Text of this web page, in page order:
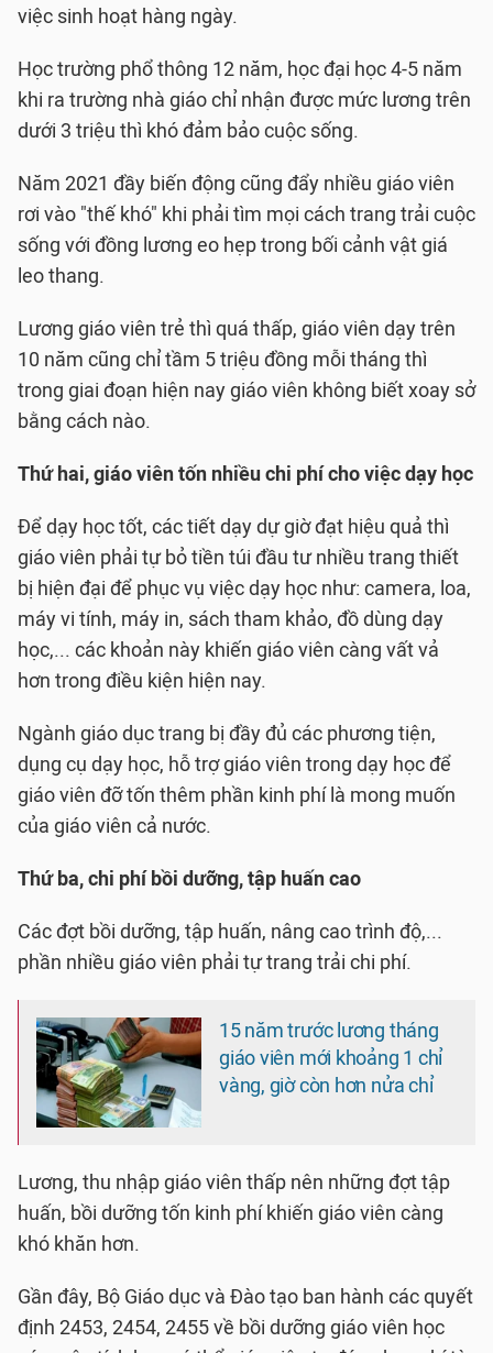
việc sinh hoạt hàng ngày.
Học trường phổ thông 12 năm, học đại học 4-5 năm
khi ra trường nhà giáo chỉ nhận được mức lương trên
dưới 3 triệu thì khó đảm bảo cuộc sống.
Năm 2021 đầy biến động cũng đẩy nhiều giáo viên
rơi vào "thế khó" khi phải tìm mọi cách trang trải cuộc
sống với đồng lương eo hẹp trong bối cảnh vật giá
leo thang.
Lương giáo viên trẻ thì quá thấp, giáo viên dạy trên
10 năm cũng chỉ tầm 5 triệu đồng mỗi tháng thì
trong giai đoạn hiện nay giáo viên không biết xoay sở
bằng cách nào.
Thứ hai, giáo viên tốn nhiều chi phí cho việc dạy học
Để dạy học tốt, các tiết dạy dự giờ đạt hiệu quả thì
giáo viên phải tự bỏ tiền túi đầu tư nhiều trang thiết
bị hiện đại để phục vụ việc dạy học như: camera, loa,
máy vi tính, máy in, sách tham khảo, đồ dùng dạy
học,... các khoản này khiến giáo viên càng vất vả
hơn trong điều kiện hiện nay.
Ngành giáo dục trang bị đầy đủ các phương tiện,
dụng cụ dạy học, hỗ trợ giáo viên trong dạy học để
giáo viên đỡ tốn thêm phần kinh phí là mong muốn
của giáo viên cả nước.
Thứ ba, chi phí bồi dưỡng, tập huấn cao
Các đợt bồi dưỡng, tập huấn, nâng cao trình độ,...
phần nhiều giáo viên phải tự trang trải chi phí.
15 năm trước lương tháng
giáo viên mới khoảng 1 chỉ
vàng, giờ còn hơn nửa chỉ
Lương, thu nhập giáo viên thấp nên những đợt tập
huấn, bồi dưỡng tốn kinh phí khiến giáo viên càng
khó khăn hơn.
Gần đây, Bộ Giáo dục và Đào tạo ban hành các quyết
định 2453, 2454, 2455 về bồi dưỡng giáo viên học